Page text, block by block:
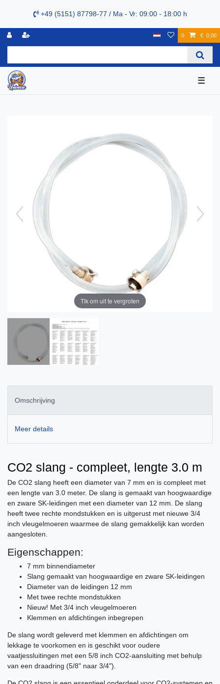
+49 (5151) 87798-77 / Ma - Vr: 09:00 - 18:00 h
0 € 0,00
☰
Tik om uit te vergroten
Omschrijving
Meer details
CO2 slang - compleet, lengte 3.0 m
De CO2 slang heeft een diameter van 7 mm en is compleet met
een lengte van 3.0 meter. De slang is gemaakt van hoogwaardige
en zware SK-leidingen met een diameter van 12 mm. De slang
heeft twee rechte mondstukken en is uitgerust met nieuwe 3/4
inch vleugelmoeren waarmee de slang gemakkelijk kan worden
aangesloten.
Eigenschappen:
7 mm binnendiameter
Slang gemaakt van hoogwaardige en zware SK-leidingen
Diameter van de leidingen 12 mm
Met twee rechte mondstukken
Nieuw! Met 3/4 inch vleugelmoeren
Klemmen en afdichtingen inbegrepen
De slang wordt geleverd met klemmen en afdichtingen om
lekkage te voorkomen en is geschikt voor oudere
vaatjessluitingen met een 5/8 inch CO2-aansluiting met behulp
van een draadring (5/8" naar 3/4").